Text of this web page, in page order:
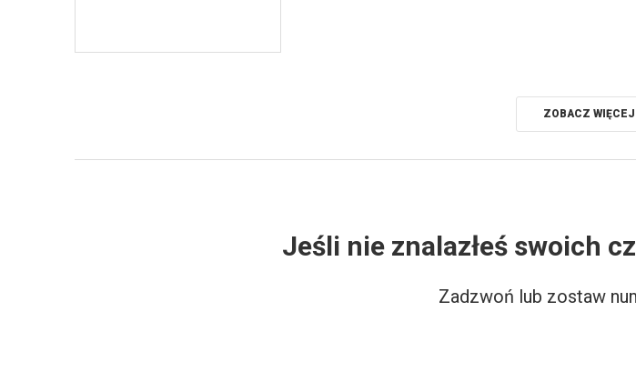
ZOBACZ WIĘCEJ
Jeśli nie znalazłeś swoich
Zadzwoń lub zostaw